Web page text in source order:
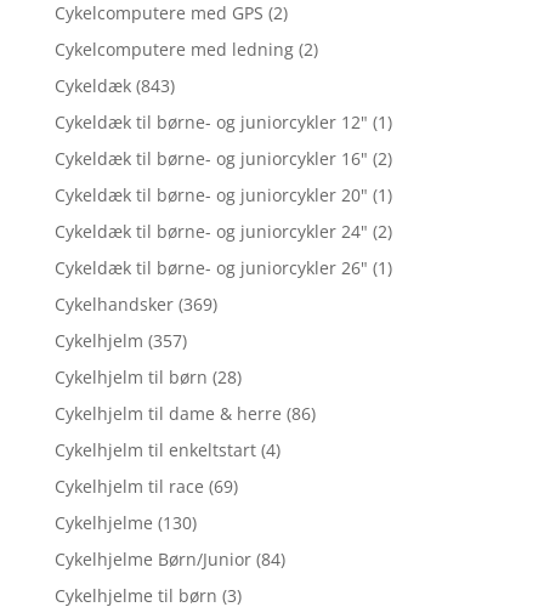
Cykelcomputere med GPS (2)
Cykelcomputere med ledning (2)
Cykeldæk (843)
Cykeldæk til børne- og juniorcykler 12" (1)
Cykeldæk til børne- og juniorcykler 16" (2)
Cykeldæk til børne- og juniorcykler 20" (1)
Cykeldæk til børne- og juniorcykler 24" (2)
Cykeldæk til børne- og juniorcykler 26" (1)
Cykelhandsker (369)
Cykelhjelm (357)
Cykelhjelm til børn (28)
Cykelhjelm til dame & herre (86)
Cykelhjelm til enkeltstart (4)
Cykelhjelm til race (69)
Cykelhjelme (130)
Cykelhjelme Børn/Junior (84)
Cykelhjelme til børn (3)